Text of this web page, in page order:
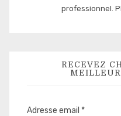
professionnel.
RECEVEZ
Adresse email *